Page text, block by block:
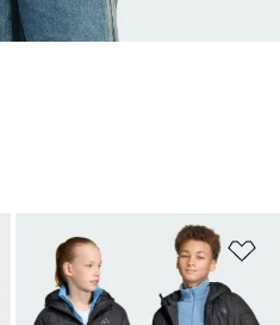
Føj til ønskeliste